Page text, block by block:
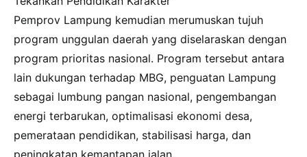
Pemprov Lampung kemudian merumuskan tujuh
program unggulan daerah yang diselaraskan dengan
program prioritas nasional. Program tersebut antara
lain dukungan terhadap MBG, penguatan Lampung
sebagai lumbung pangan nasional, pengembangan
energi terbarukan, optimalisasi ekonomi desa,
pemerataan pendidikan, stabilisasi harga, dan
peningkatan kemantapan jalan.